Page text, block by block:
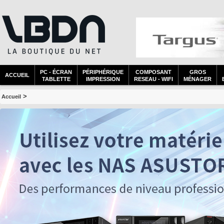
ACCUEIL
PC - ÉCRAN
TABLETTE
PÉRIPHÉRIQUE
IMPRESSION
COMPOSANT
RESEAU - WIFI
GROS
MÉNAGER
Accueil >